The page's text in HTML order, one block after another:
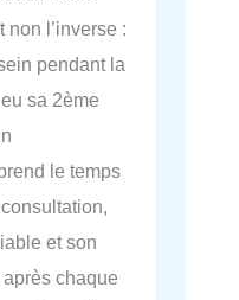
non l’inverse :
pendant la
sa 2ème
le temps
et son
chaque